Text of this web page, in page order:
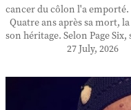
cancer du côlon l'a
Quatre ans après sa mort,
son héritage. Selon Page Six,
27 July, 2026